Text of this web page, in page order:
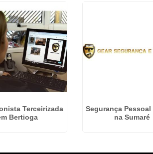
Terceirizada
Bertioga
Segurança Pessoal
na Sumaré